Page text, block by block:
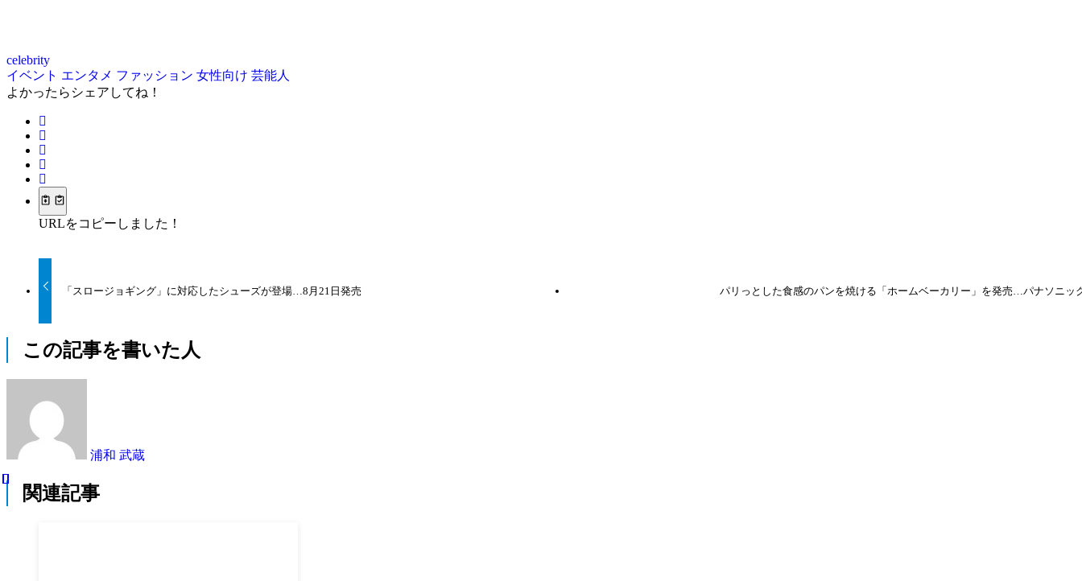
celebrity
イベント エンタメ ファッション 女性向け 芸能人
よかったらシェアしてね！
URLをコピーしました！
「スロージョギング」に対応したシューズが登場…8月21日発売 パリっとした食感のパンを焼ける「ホームベーカリー」を発売…パナソニッ
この記事を書いた人
浦和 武蔵
関連記事